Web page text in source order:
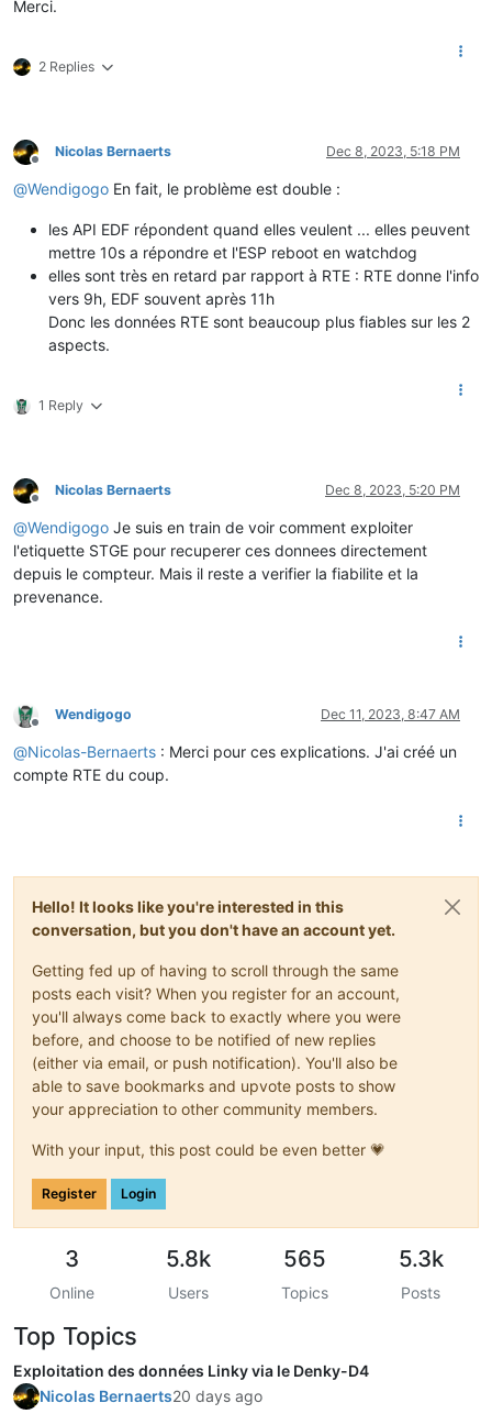
    }
Merci.
2 Replies
Offline
Nicolas Bernaerts Dec 8, 2023, 5:18 PM
@Wendigogo En fait, le problème est double :
les API EDF répondent quand elles veulent ... elles peuvent
mettre 10s a répondre et l'ESP reboot en watchdog
elles sont très en retard par rapport à RTE : RTE donne l'info
vers 9h, EDF souvent après 11h
Donc les données RTE sont beaucoup plus fiables sur les 2
aspects.
1 Reply
Offline
Nicolas Bernaerts Dec 8, 2023, 5:20 PM
@Wendigogo Je suis en train de voir comment exploiter
l'etiquette STGE pour recuperer ces donnees directement
depuis le compteur. Mais il reste a verifier la fiabilite et la
prevenance.
Offline
Wendigogo Dec 11, 2023, 8:47 AM
@Nicolas-Bernaerts : Merci pour ces explications. J'ai créé un
compte RTE du coup.
Hello! It looks like you're interested in this
conversation, but you don't have an account yet.
Getting fed up of having to scroll through the same
posts each visit? When you register for an account,
you'll always come back to exactly where you were
before, and choose to be notified of new replies
(either via email, or push notification). You'll also be
able to save bookmarks and upvote posts to show
your appreciation to other community members.
With your input, this post could be even better 💗
Register Login
3
Online
5.8k
Users
565
Topics
5.3k
Posts
Top Topics
Exploitation des données Linky via le Denky-D4
Nicolas Bernaerts20 days ago